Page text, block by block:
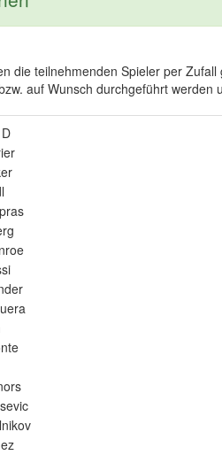
die teilnehmenden Spieler per Zufall
auf Wunsch durchgeführt werden